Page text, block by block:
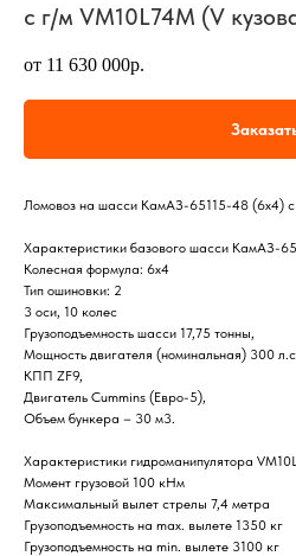
с г/м VM10L74M (V
от 11 630 000р.
Ломовоз на шасси КамАЗ-65115-48 (6х4) с
Характеристики базового шасси КамАЗ-
Колесная формула: 6х4
Тип ошиновки: 2
3 оси, 10 колес
Грузоподъемность шасси 17,75 тонны,
Мощность двигателя (номинальная) 300
КПП ZF9,
Двигатель Cummins (Евро-5),
Объем бункера – 30 м3.
Характеристики гидроманипулятора
Момент грузовой 100 кНм
Максимальный вылет стрелы 7,4 метра
Грузоподъемность на max. вылете 1350 кг
Грузоподъемность на min. вылете 3100 кг